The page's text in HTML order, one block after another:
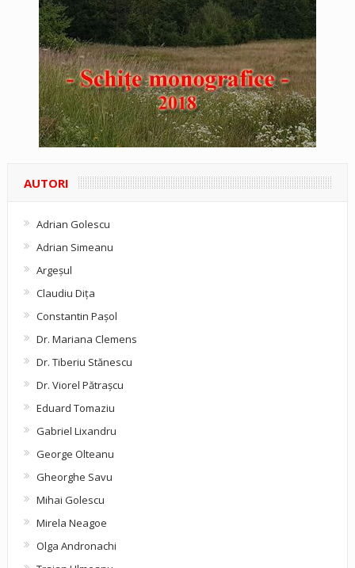
AUTORI
Adrian Golescu
Adrian Simeanu
Argeşul
Claudiu Diţa
Constantin Pașol
Dr. Mariana Clemens
Dr. Tiberiu Stănescu
Dr. Viorel Pătraşcu
Eduard Tomaziu
Gabriel Lixandru
George Olteanu
Gheorghe Savu
Mihai Golescu
Mirela Neagoe
Olga Andronachi